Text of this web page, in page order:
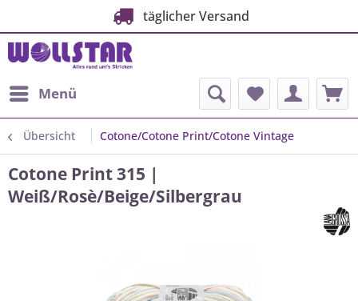
täglicher Versand
Menü
Übersicht Cotone/Cotone Print/Cotone Vintage
Cotone Print 315 |
Weiß/Rosè/Beige/Silbergrau